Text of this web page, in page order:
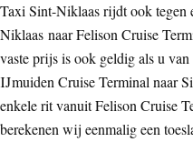
Taxi Sint-Niklaas rijdt ook tegen
Niklaas naar Felison Cruise
vaste prijs is ook geldig als u
IJmuiden Cruise Terminal naar
enkele rit vanuit Felison Cruise
berekenen wij eenmalig een